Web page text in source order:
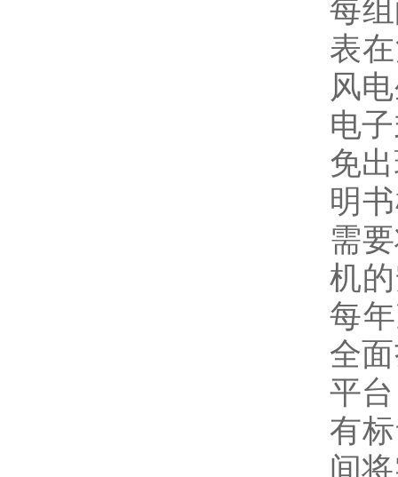
每
表
风
电
免
明
需
机
每
全
平
有
间